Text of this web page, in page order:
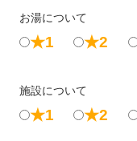
お湯について
★1 ★2
施設について
★1 ★2